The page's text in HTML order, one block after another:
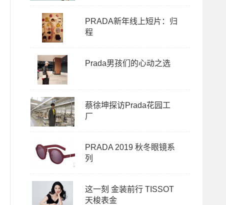
PRADA新年线上短片：归
程
Prada男孩们的心动之选
蔡徐坤探访Prada花园工
厂
PRADA 2019 秋冬眼镜系
列
这一刻 金装前行 TISSOT
天梭表金